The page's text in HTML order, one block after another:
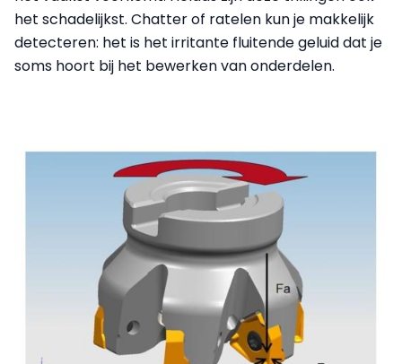
het schadelijkst. Chatter of ratelen kun je makkelijk
detecteren: het is het irritante fluitende geluid dat je
soms hoort bij het bewerken van onderdelen.